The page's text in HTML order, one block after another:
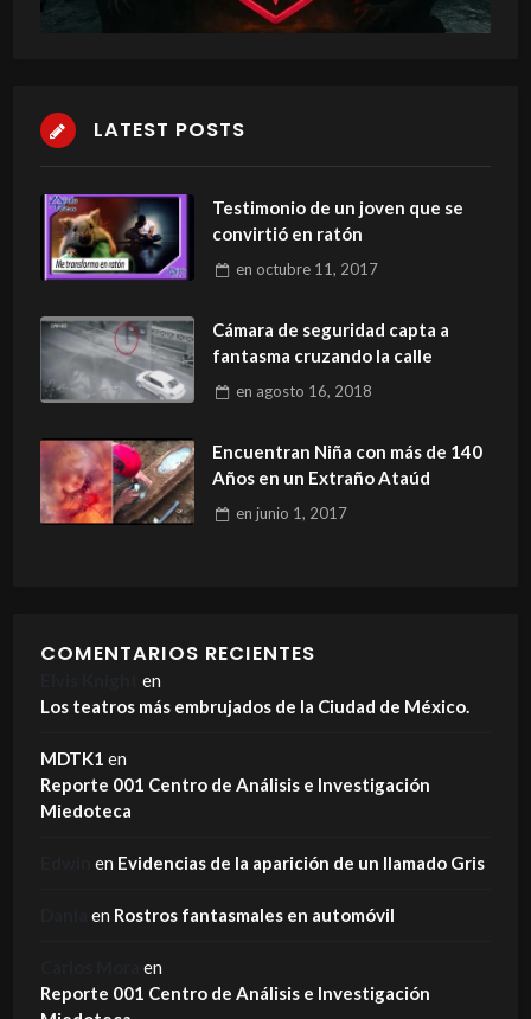
LATEST POSTS
Testimonio de un joven que se
convirtió en ratón
en octubre 11, 2017
Cámara de seguridad capta a
fantasma cruzando la calle
en agosto 16, 2018
Encuentran Niña con más de 140
Años en un Extraño Ataúd
en junio 1, 2017
COMENTARIOS RECIENTES
en
Los teatros más embrujados de la Ciudad de México.
MDTK1 en
Reporte 001 Centro de Análisis e Investigación
Miedoteca
en Evidencias de la aparición de un llamado Gris
en Rostros fantasmales en automóvil
en
Reporte 001 Centro de Análisis e Investigación